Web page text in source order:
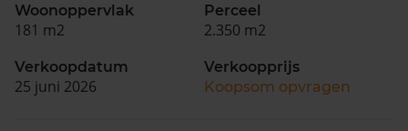
Woonoppervlak
181 m2
Perceel
2.350 m2
Verkoopdatum
25 juni 2026
Verkoopprijs
Koopsom opvragen